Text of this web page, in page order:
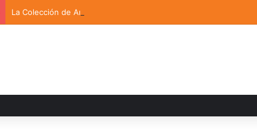
La Colección de Arte UDLAP fortalece su acervo con nuevas